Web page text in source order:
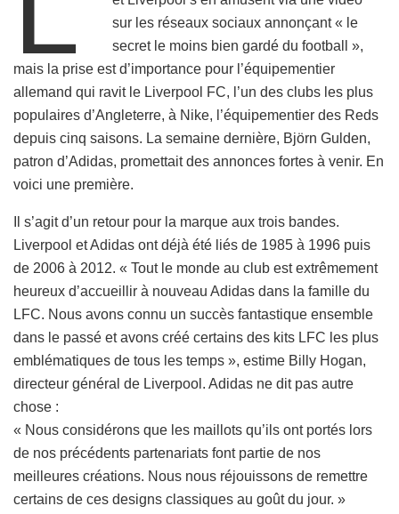
sur les réseaux sociaux annonçant « le
secret le moins bien gardé du football »,
mais la prise est d’importance pour l’équipementier
allemand qui ravit le Liverpool FC, l’un des clubs les plus
populaires d’Angleterre, à Nike, l’équipementier des Reds
depuis cinq saisons. La semaine dernière, Björn Gulden,
patron d’Adidas, promettait des annonces fortes à venir. En
voici une première.
Il s’agit d’un retour pour la marque aux trois bandes.
Liverpool et Adidas ont déjà été liés de 1985 à 1996 puis
de 2006 à 2012. « Tout le monde au club est extrêmement
heureux d’accueillir à nouveau Adidas dans la famille du
LFC. Nous avons connu un succès fantastique ensemble
dans le passé et avons créé certains des kits LFC les plus
emblématiques de tous les temps », estime Billy Hogan,
directeur général de Liverpool. Adidas ne dit pas autre
chose :
« Nous considérons que les maillots qu’ils ont portés lors
de nos précédents partenariats font partie de nos
meilleures créations. Nous nous réjouissons de remettre
certains de ces designs classiques au goût du jour. »